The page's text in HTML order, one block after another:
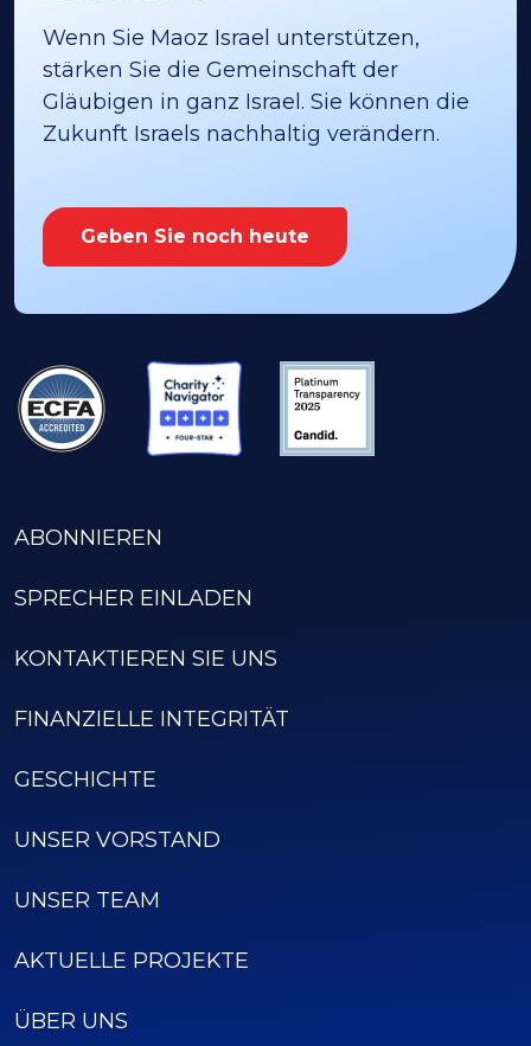
Wenn Sie Maoz Israel unterstützen,
stärken Sie die Gemeinschaft der
Gläubigen in ganz Israel. Sie können die
Zukunft Israels nachhaltig verändern.
Geben Sie noch heute
ABONNIEREN
SPRECHER EINLADEN
KONTAKTIEREN SIE UNS
FINANZIELLE INTEGRITÄT
GESCHICHTE
UNSER VORSTAND
UNSER TEAM
AKTUELLE PROJEKTE
ÜBER UNS